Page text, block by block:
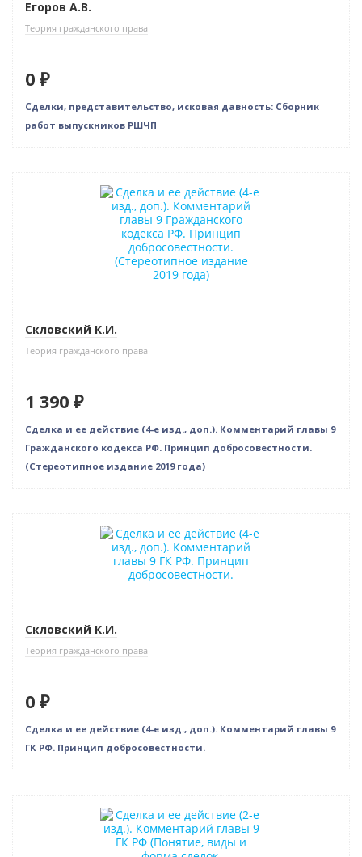
Егоров А.В.
Теория гражданского права
0 ₽
Сделки, представительство, исковая давность: Сборник
работ выпускников РШЧП
Скловский К.И.
Теория гражданского права
1 390 ₽
Сделка и ее действие (4-е изд., доп.). Комментарий главы 9
Гражданского кодекса РФ. Принцип добросовестности.
(Стереотипное издание 2019 года)
Нет в наличии
Скловский К.И.
Теория гражданского права
0 ₽
Сделка и ее действие (4-е изд., доп.). Комментарий главы 9
ГК РФ. Принцип добросовестности.
Нет в наличии